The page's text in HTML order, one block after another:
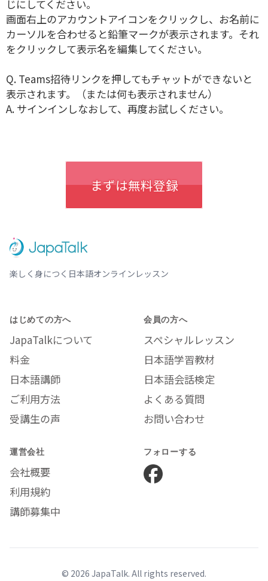
じにしてください。
画面右上のアカウントアイコンをクリックし、お名前に
カーソルを合わせると鉛筆マークが表示されます。それ
をクリックして表示名を編集してください。
Q. Teams招待リンクを押してもチャットができないと
表示されます。（または何も表示されません）
A. サインインしなおして、再度お試しください。
まずは無料登録
楽しく身につく日本語オンラインレッスン
はじめての方へ
JapaTalkについて
料金
日本語講師
ご利用方法
受講生の声
会員の方へ
スペシャルレッスン
日本語学習教材
日本語会話検定
よくある質問
お問い合わせ
運営会社
会社概要
利用規約
講師募集中
フォローする
© 2026 JapaTalk. All rights reserved.